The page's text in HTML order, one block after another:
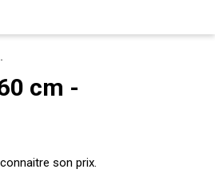
- Multicolore
cm -
son prix.